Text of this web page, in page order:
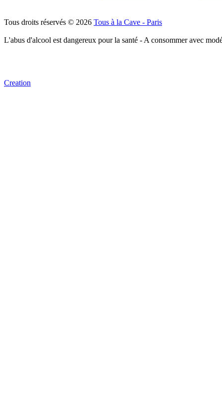
Tous droits réservés © 2026 Tous à la Cave - Paris
L'abus d'alcool est dangereux pour la santé - A consommer avec
Creation